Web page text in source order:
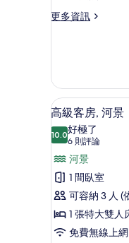
臥
浴
缸
的
所
有
相
片
更多資訊
更
墅,
間
臥
室,
熱
水
缸
的
情
顯
示
高
級
客
房,
河
景
11
高級客房, 河景
10.010.0 分，滿分 10 分
好極了
6 則評論
(6
則
評
論)
河景
1 間臥室
可容納 3 人 (
1 張特大雙人
免費無線上網